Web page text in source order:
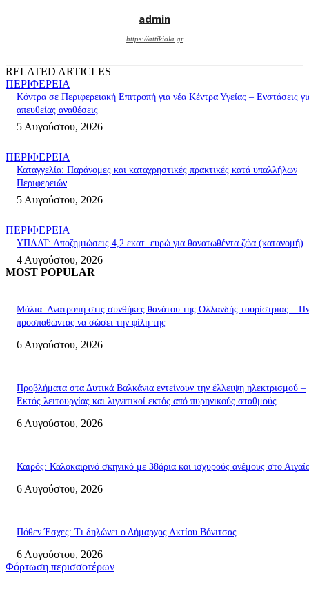
admin
https://attikiola.gr
RELATED ARTICLES
ΠΕΡΙΦΕΡΕΙΑ
Κόντρα σε Περιφερειακή Επιτροπή για νέα Κέντρα Υγείας – Ενστάσεις
απευθείας αναθέσεις
5 Αυγούστου, 2026
ΠΕΡΙΦΕΡΕΙΑ
Καταγγελία: Παράνομες και καταχρηστικές πρακτικές κατά υπαλλήλων
Περιφερειών
5 Αυγούστου, 2026
ΠΕΡΙΦΕΡΕΙΑ
ΥΠΑΑΤ: Αποζημιώσεις 4,2 εκατ. ευρώ για θανατωθέντα ζώα (κατανομή)
4 Αυγούστου, 2026
MOST POPULAR
Μάλια: Ανατροπή στις συνθήκες θανάτου της Ολλανδής τουρίστριας –
προσπαθώντας να σώσει την φίλη της
6 Αυγούστου, 2026
Προβλήματα στα Δυτικά Βαλκάνια εντείνουν την έλλειψη ηλεκτρισμού –
Εκτός λειτουργίας και λιγνιτικοί εκτός από πυρηνικούς σταθμούς
6 Αυγούστου, 2026
Καιρός: Καλοκαιρινό σκηνικό με 38άρια και ισχυρούς ανέμους στο
6 Αυγούστου, 2026
Πόθεν Έσχες: Τι δηλώνει ο Δήμαρχος Ακτίου Βόνιτσας
6 Αυγούστου, 2026
Φόρτωση περισσοτέρων